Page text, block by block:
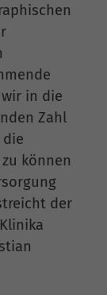
in die
Zahl
können
der